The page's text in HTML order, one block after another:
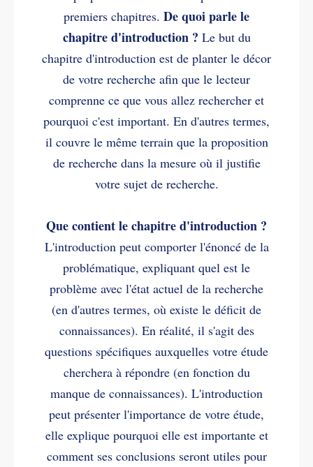
premiers chapitres. De quoi parle le
chapitre d'introduction ? Le but du
chapitre d'introduction est de planter le décor
de votre recherche afin que le lecteur
comprenne ce que vous allez rechercher et
pourquoi c'est important. En d'autres termes,
il couvre le même terrain que la proposition
de recherche dans la mesure où il justifie
votre sujet de recherche.
Que contient le chapitre d'introduction ?
L'introduction peut comporter l'énoncé de la
problématique, expliquant quel est le
problème avec l'état actuel de la recherche
(en d'autres termes, où existe le déficit de
connaissances). En réalité, il s'agit des
questions spécifiques auxquelles votre étude
cherchera à répondre (en fonction du
manque de connaissances). L'introduction
peut présenter l'importance de votre étude,
elle explique pourquoi elle est importante et
comment ses conclusions seront utiles pour